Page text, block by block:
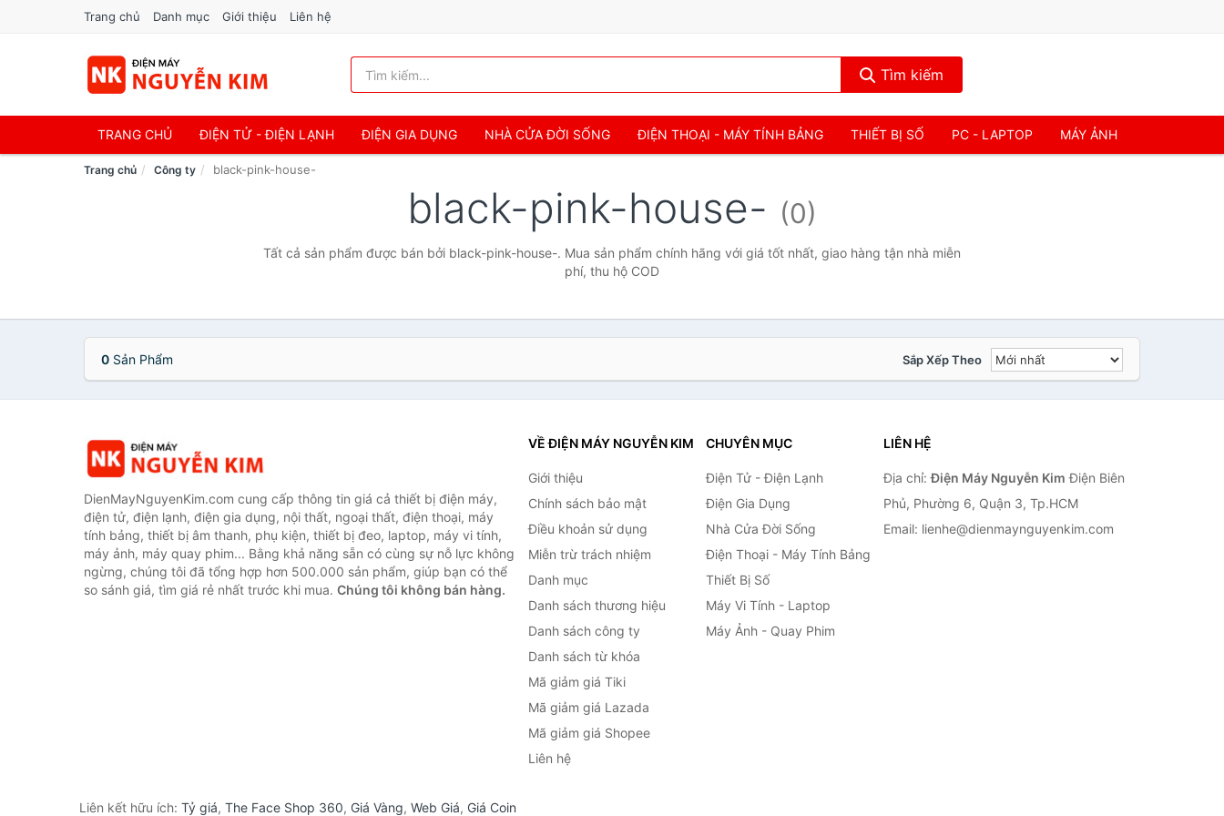
Trang chủ Danh mục Giới thiệu Liên hệ
Tìm kiếm
TRANG CHỦ ĐIỆN TỬ - ĐIỆN LẠNH ĐIỆN GIA DỤNG NHÀ CỬA ĐỜI SỐNG ĐIỆN THOẠI - MÁY TÍNH BẢNG THIẾT BỊ SỐ PC - LAPTOP MÁY ẢNH
Trang chủ Công ty black-pink-house-
black-pink-house- (0)
Tất cả sản phẩm được bán bởi black-pink-house-. Mua sản phẩm chính hãng với giá tốt nhất, giao hàng tận nhà miễn
phí, thu hộ COD
0 Sản Phẩm Sắp Xếp Theo
DienMayNguyenKim.com cung cấp thông tin giá cả thiết bị điện máy,
điện tử, điện lạnh, điện gia dụng, nội thất, ngoại thất, điện thoại, máy
tính bảng, thiết bị âm thanh, phụ kiện, thiết bị đeo, laptop, máy vi tính,
máy ảnh, máy quay phim... Bằng khả năng sẵn có cùng sự nỗ lực không
ngừng, chúng tôi đã tổng hợp hơn 500.000 sản phẩm, giúp bạn có thể
so sánh giá, tìm giá rẻ nhất trước khi mua. Chúng tôi không bán hàng.
VỀ ĐIỆN MÁY NGUYỄN KIM
Giới thiệu
Chính sách bảo mật
Điều khoản sử dụng
Miễn trừ trách nhiệm
Danh mục
Danh sách thương hiệu
Danh sách công ty
Danh sách từ khóa
Mã giảm giá Tiki
Mã giảm giá Lazada
Mã giảm giá Shopee
Liên hệ
CHUYÊN MỤC
Điện Tử - Điện Lạnh
Điện Gia Dụng
Nhà Cửa Đời Sống
Điện Thoại - Máy Tính Bảng
Thiết Bị Số
Máy Vi Tính - Laptop
Máy Ảnh - Quay Phim
LIÊN HỆ
Địa chỉ:Điện Máy Nguyễn Kim Điện Biên
Phủ, Phường 6, Quận 3, Tp.HCM
Email: lienhe@dienmaynguyenkim.com
Liên kết hữu ích: Tỷ giá, The Face Shop 360, Giá Vàng, Web Giá, Giá Coin